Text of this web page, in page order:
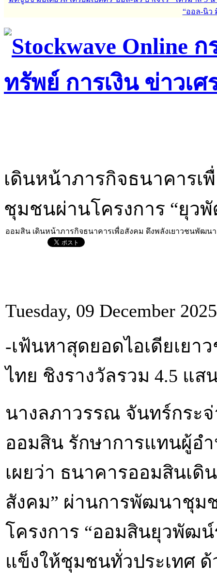
“ออล-นิว
เดินหน้าภารกิจธนาคารเ
ชุมชนผ่านโครงการ “ยุว
ออมสิน เดินหน้าภารกิจธนาคารเพื่อสังคม ดึงพลังเยาวชนพัฒ
Tuesday, 09 December
-เฟ้นหาสุดยอดไอเดียเย
ไทย ชิงรางวัลรวม 4.5 แส
นางลภาวรรณ จันทร์กระ
ออมสิน รักษาการแทนผู้อ
เผยว่า ธนาคารออมสินเดิ
สังคม” ผ่านการพัฒนาชุม
โครงการ “ออมสินยุวพัฒ
แข็งให้ชุมชนทั่วประเทศ